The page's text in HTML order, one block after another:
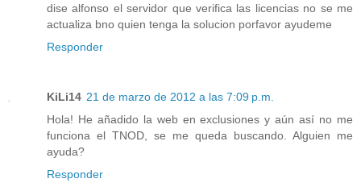
dise alfonso el servidor que verifica las licencias no se me
actualiza bno quien tenga la solucion porfavor ayudeme
Responder
KiLi14 21 de marzo de 2012 a las 7:09 p.m.
Hola! He añadido la web en exclusiones y aún así no me
funciona el TNOD, se me queda buscando. Alguien me
ayuda?
Responder